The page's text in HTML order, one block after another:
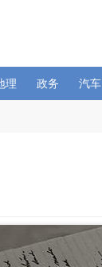
理 政务 汽车